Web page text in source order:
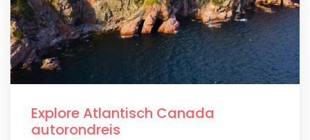
Explore Atlantisch Canada
autorondreis